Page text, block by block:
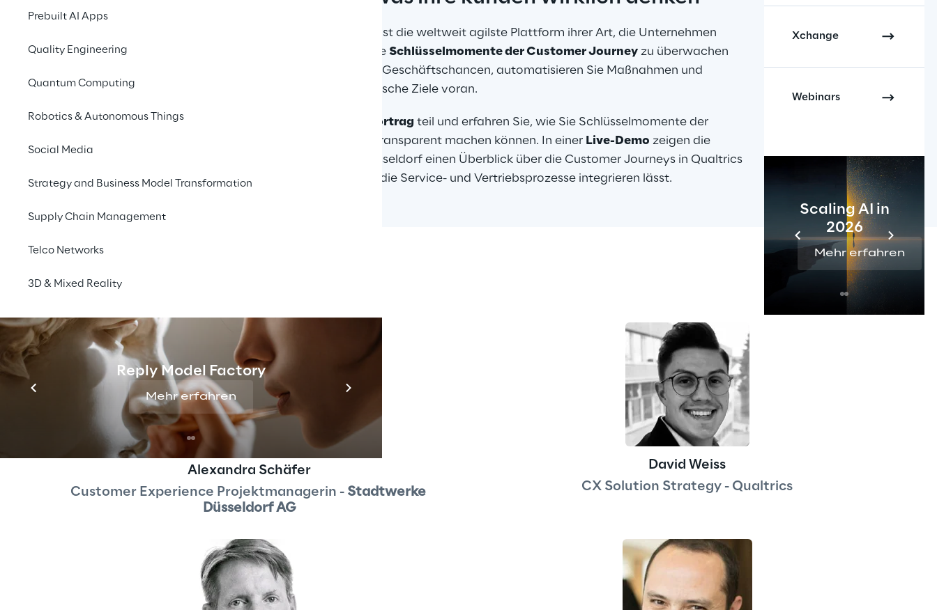
Prebuilt AI Apps
Quality Engineering
Quantum Computing
Robotics & Autonomous Things
Social Media
Strategy and Business Model Transformation
Supply Chain Management
Telco Networks
3D & Mixed Reality
Reply Model Factory
Mehr erfahren
Xchange
Webinars
Scaling AI in
2026
Mehr erfahren
ist die weltweit agilste Plattform ihrer Art, die Unternehmen
dabei hilft, ganz einfach sämtliche Schlüsselmomente der Customer Journey zu überwachen
und zu optimieren. Entdecken Sie Geschäftschancen, automatisieren Sie Maßnahmen und
treiben Sie wichtige unternehmerische Ziele voran.
Online-Vortrag teil und erfahren Sie, wie Sie Schlüsselmomente der
Customer Journey messbar und transparent machen können. In einer Live-Demo zeigen die
Experten, wie die Stadtwerke Düsseldorf einen Überblick über die Customer Journeys in Qualtrics
erhalten und wie sich Qualtrics in die Service- und Vertriebsprozesse integrieren lässt.
Speaker
Alexandra Schäfer
Customer Experience Projektmanagerin - Stadtwerke
Düsseldorf AG
David Weiss
CX Solution Strategy - Qualtrics